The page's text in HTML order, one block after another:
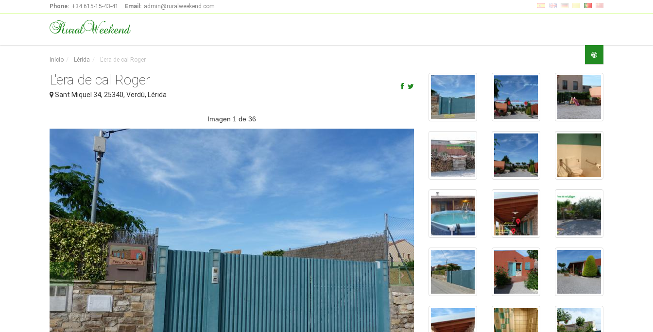
Phone: +34 615-15-43-41 Email: admin@ruralweekend.com
RuralWeekend
Início Lérida L'era de cal Roger
L'era de cal Roger
Sant Miquel 34, 25340, Verdú, Lérida
Imagen 1 de 36